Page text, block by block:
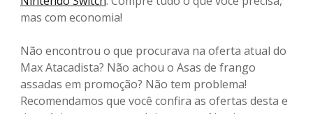
mas com economia!
Não encontrou o que procurava na oferta atual do
Max Atacadista? Não achou o Asas de frango
assadas em promoção? Não tem problema!
Recomendamos que você confira as ofertas desta e